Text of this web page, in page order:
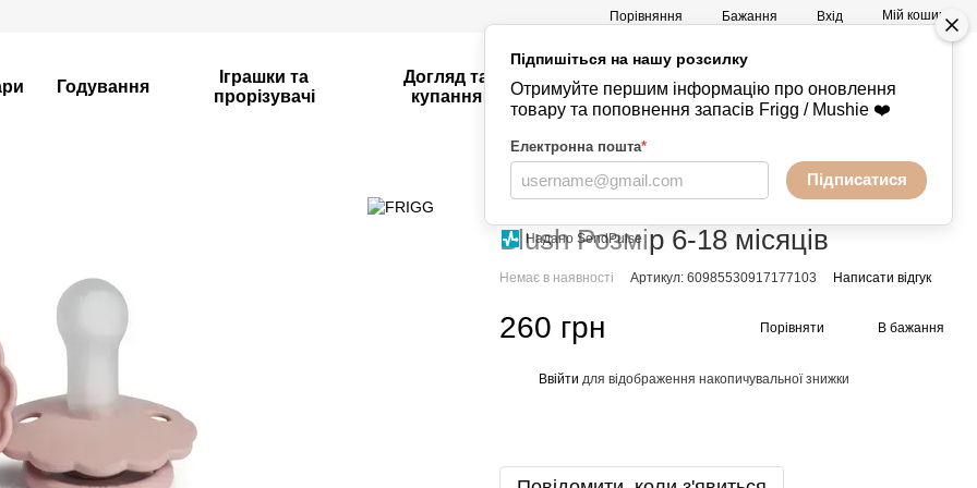
Підпишіться на нашу розсилку
Отримуйте першим інформацію про оновлення
товару та поповнення запасів Frigg / Mushie ❤️
Електронна пошта*
Підписатися
Надано SendPulse
Порівняння Бажання Вхід Мій кошик
Годування
Іграшки та
прорізувачі
Догляд та
купання
Mushie -
Речі
+380730847238
Головна Пустушки FRIGG
FRIGG - силіконові
FRIGG - силіконові FRIGG
Blush Розмір 6-18 місяців
Немає в наявності Артикул: 60985530917177103 Написати відгук
260 грн Порівняти В бажання
Ввійти для відображення накопичувальної знижки